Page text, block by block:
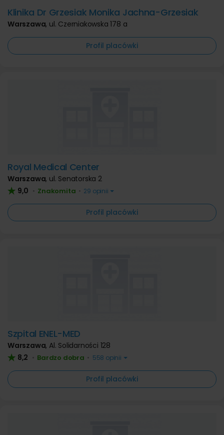
Klinika Dr Grzesiak Monika Jachna-Grzesiak
Warszawa, ul. Czerniakowska 178 a
Profil placówki
Royal Medical Center
Warszawa, ul. Senatorska 2
9,0 • Znakomita • 29 opinii
Profil placówki
Szpital ENEL-MED
Warszawa, Al. Solidarności 128
8,2 • Bardzo dobra • 558 opinii
Profil placówki